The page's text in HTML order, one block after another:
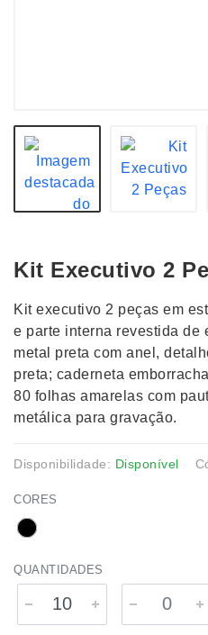
Kit Executivo 2
Kit executivo 2 peças em
e parte interna revestida de
metal preta com anel,
preta; caderneta
80 folhas amarelas com
metálica para gravação.
Disponibilidade: Disponível
CORES
QUANTIDADES